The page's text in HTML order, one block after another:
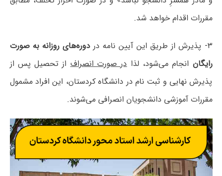
مقررات اقدام خواهد شد.
۳- پذیرش از طریق این آیین نامه در
دوره‌های روزانه به صورت
رایگان انجام می‌شود، لذادر صورت انصرافاز تحصیل پس از
پذیرش نهایی و ثبت نام در دانشگاه کردستان، این افراد مشمول
مقررات آموزشی دانشجویان انصرافی می‌شوند.